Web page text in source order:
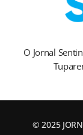
O Jornal
© 2025